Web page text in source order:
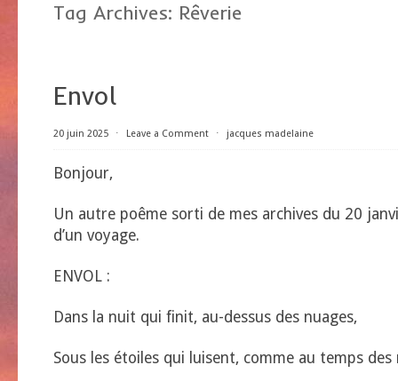
Tag Archives: Rêverie
Envol
20 juin 2025 ⋅ Leave a Comment ⋅ jacques madelaine
Bonjour,
Un autre poême sorti de mes archives du 20
d’un voyage.
ENVOL :
Dans la nuit qui finit, au-dessus des nuages,
Sous les étoiles qui luisent, comme au temps des